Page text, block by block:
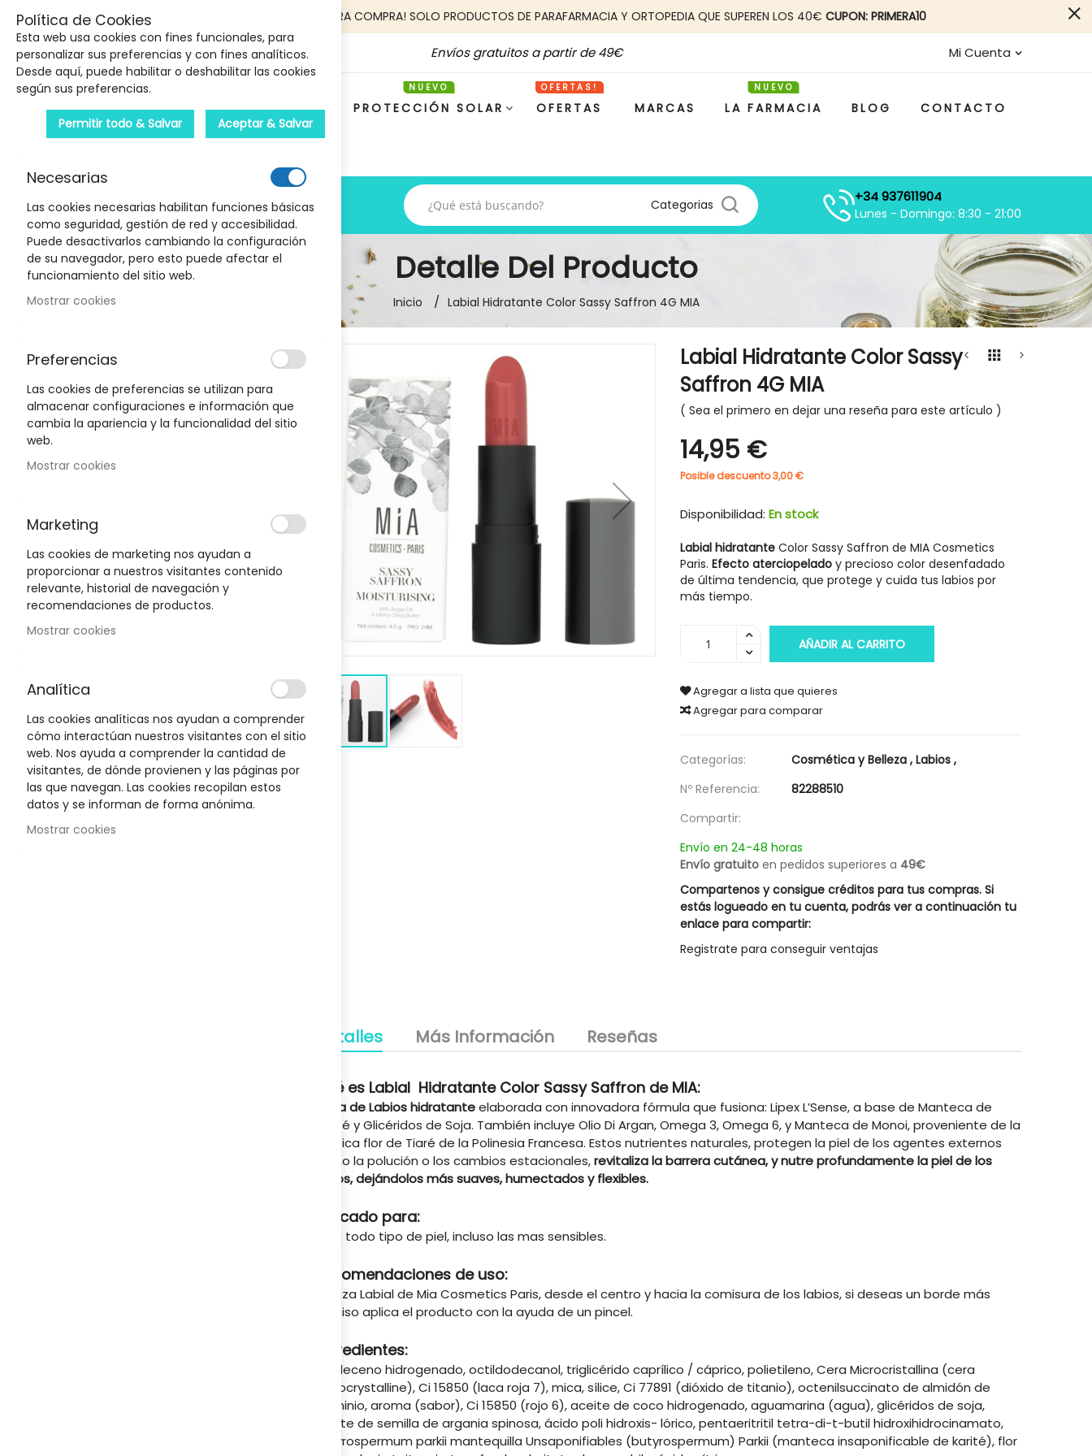
5€ DE DESCUENTO EN TU PRIMERA COMPRA! SOLO PRODUCTOS DE PARAFARMACIA Y ORTOPEDIA QUE SUPEREN LOS 40€ CUPON: PRIMERA10
Envíos gratuitos a partir de 49€ Mi Cuenta
PROTECCIÓN SOLAR OFERTAS MARCAS LA FARMACIA BLOG CONTACTO
PRODUCTOS Categorias +34 937611904
Lunes - Domingo: 8:30 - 21:00
Detalle Del Producto
Inicio Labial Hidratante Color Sassy Saffron 4G MIA
gallery
Labial Hidratante Color Sassy
Saffron 4G MIA
Sea el primero en dejar una reseña para este artículo
14,95 €
Posible descuento 3,00 €
Disponibilidad: En stock
Labial hidratante Color Sassy Saffron de MIA Cosmetics
Paris. Efecto aterciopelado y precioso color desenfadado
de última tendencia, que protege y cuida tus labios por
más tiempo.
AÑADIR AL CARRITO
Agregar a lista que quieres
Agregar para comparar
Categorías: Cosmética y Belleza , Labios ,
Nº Referencia:
82288510
Compartir:
Envío en 24-48 horas
Envío gratuito en pedidos superiores a 49€
Compartenos y consigue créditos para tus compras. Si
estás logueado en tu cuenta, podrás ver a continuación tu
enlace para compartir:
Registrate para conseguir ventajas
Detalles Más Información Reseñas
Qué es Labial Hidratante Color Sassy Saffron de MIA:
Barra de Labios hidratanteelaborada con innovadora fórmula que fusiona: Lipex L’Sense, a base de Manteca de
Karité y Glicéridos de Soja. También incluye Olio Di Argan, Omega 3, Omega 6, y Manteca de Monoi, proveniente de la
exótica flor de Tiaré de la Polinesia Francesa. Estos nutrientes naturales, protegen la piel de los agentes externos
como la polución o los cambios estacionales,revitaliza la barrera cutánea, y nutre profundamente la piel de los
labios, dejándolos más suaves, humectados y flexibles.
Indicado para:
Para todo tipo de piel, incluso las mas sensibles.
Recomendaciones de uso:
Desliza Labial de Mia Cosmetics Paris, desde el centro y hacia la comisura de los labios, si deseas un borde más
preciso aplica el producto con la ayuda de un pincel.
Ingredientes:
Polideceno hidrogenado, octildodecanol, triglicérido caprílico / cáprico, polietileno, Cera Microcristallina (cera
Microcrystalline), Ci 15850 (laca roja 7), mica, sílice, Ci 77891 (dióxido de titanio), octenilsuccinato de almidón de
aluminio, aroma (sabor), Ci 15850 (rojo 6), aceite de coco hidrogenado, aguamarina (agua), glicéridos de soja,
aceite de semilla de argania spinosa, ácido poli hidroxis- lórico, pentaeritritil tetra-di-t-butil hidroxihidrocinamato,
butyrospermum parkii mantequilla Unsaponifiables (butyrospermum) Parkii (manteca insaponificable de karité), flor
Marcas
Oportunidad!
Silver Hair
HIGIENE Y SALUD
Biotyne Innovative Rueber
34,27 €
Posible descuento 3,00 €
48,95 €
CABELLO
Mascarilla Excesive Innovative
-30%
HIGIENE Y SALUD
Rueber
18,17 €
25,95 €
Política de Cookies
Esta web usa cookies con fines funcionales, para
personalizar sus preferencias y con fines analíticos.
Desde aquí, puede habilitar o deshabilitar las cookies
según sus preferencias.
Permitir todo & Salvar Aceptar & Salvar
Necesarias
Las cookies necesarias habilitan funciones básicas
como seguridad, gestión de red y accesibilidad.
Puede desactivarlos cambiando la configuración
de su navegador, pero esto puede afectar el
funcionamiento del sitio web.
Mostrar cookies
Preferencias
Las cookies de preferencias se utilizan para
almacenar configuraciones e información que
cambia la apariencia y la funcionalidad del sitio
web.
Mostrar cookies
Marketing
Las cookies de marketing nos ayudan a
proporcionar a nuestros visitantes contenido
relevante, historial de navegación y
recomendaciones de productos.
Mostrar cookies
Analítica
Las cookies analíticas nos ayudan a comprender
cómo interactúan nuestros visitantes con el sitio
web. Nos ayuda a comprender la cantidad de
visitantes, de dónde provienen y las páginas por
las que navegan. Las cookies recopilan estos
datos y se informan de forma anónima.
Mostrar cookies